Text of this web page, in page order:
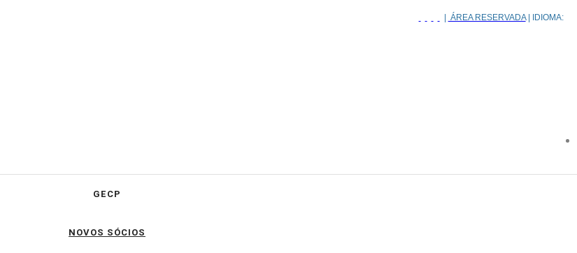
ÁREA RESERVADA| IDIOMA:
GECP
NOVOS SÓCIOS